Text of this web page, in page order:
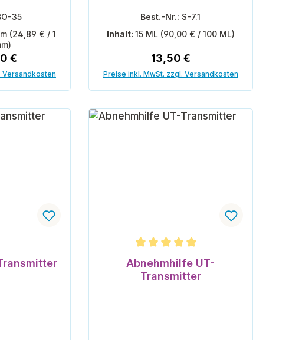
35
(24,89 € / 1
Preis:
€
Versandkosten
Best.-Nr.: S-7.1
Inhalt: 15 ML (90,00 € / 100 ML)
Regulärer Preis:
13,50 €
Preise inkl. MwSt. zzgl. Versandkosten
Durchschnittliche Bewertung von 5
Abnehmhilfe UT-
Transmitter